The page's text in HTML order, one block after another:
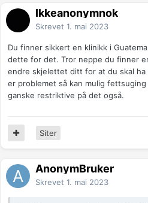
Ikkeanonymnok
Skrevet 1. mai 2023
Du finner sikkert en klinikk i
dette for det. Tror neppe du finner
endre skjelettet ditt for at du skal
er problemet så kan mulig
ganske restriktive på det også.
Siter
AnonymBruker
Skrevet 1. mai 2023